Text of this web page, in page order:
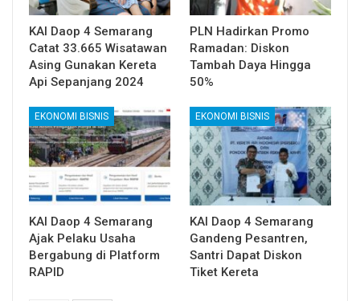
KAI Daop 4 Semarang
Catat 33.665 Wisatawan
Asing Gunakan Kereta
Api Sepanjang 2024
PLN Hadirkan Promo
Ramadan: Diskon
Tambah Daya Hingga
50%
EKONOMI BISNIS
KAI Daop 4 Semarang
Ajak Pelaku Usaha
Bergabung di Platform
RAPID
EKONOMI BISNIS
KAI Daop 4 Semarang
Gandeng Pesantren,
Santri Dapat Diskon
Tiket Kereta